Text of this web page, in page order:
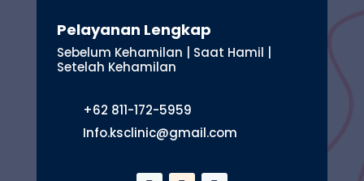
Pelayanan Lengkap
Sebelum Kehamilan | Saat Hamil |
Setelah Kehamilan
+62 811-172-5959
Info.ksclinic@gmail.com